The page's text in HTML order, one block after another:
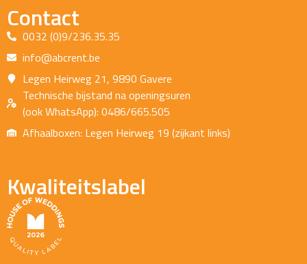
Contact
0032 (0)9/236.35.35
info@abcrent.be
Legen Heirweg 21, 9890 Gavere
Technische bijstand na openingsuren
(ook WhatsApp): 0486/665.505
Afhaalboxen: Legen Heirweg 19 (zijkant links)
Kwaliteitslabel